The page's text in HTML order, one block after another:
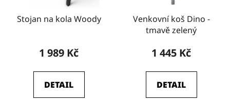
Stojan na kola Woody
1 989 Kč
DETAIL
Venkovní koš Dino -
tmavě zelený
1 445 Kč
DETAIL